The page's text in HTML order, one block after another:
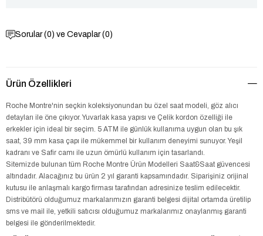
Sorular (0) ve Cevaplar (0)
Ürün Özellikleri
Roche Montre'nin seçkin koleksiyonundan bu özel saat modeli, göz alıcı
detayları ile öne çıkıyor. Yuvarlak kasa yapısı ve Çelik kordon özelliği ile
erkekler için ideal bir seçim. 5 ATM ile günlük kullanıma uygun olan bu şık
saat, 39 mm kasa çapı ile mükemmel bir kullanım deneyimi sunuyor. Yeşil
kadranı ve Safir camı ile uzun ömürlü kullanım için tasarlandı.
Sitemizde bulunan tüm Roche Montre Ürün Modelleri Saat&Saat güvencesi
altındadır. Alacağınız bu ürün 2 yıl garanti kapsamındadır. Siparişiniz orijinal
kutusu ile anlaşmalı kargo firması tarafından adresinize teslim edilecektir.
Distribütörü olduğumuz markalarımızın garanti belgesi dijital ortamda üretilip
sms ve mail ile, yetkili satıcısı olduğumuz markalarımız onaylanmış garanti
belgesi ile gönderilmektedir.